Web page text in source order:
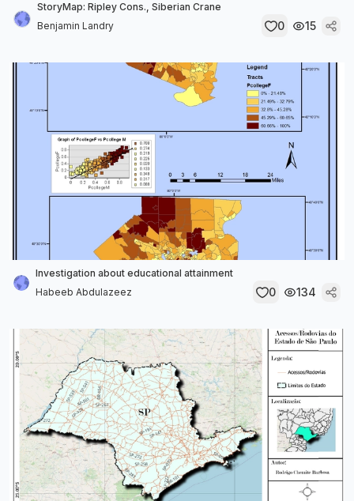
StoryMap: Ripley Cons., Siberian Crane
Benjamin Landry
0 15
Investigation about educational attainment
Habeeb Abdulazeez
0 134